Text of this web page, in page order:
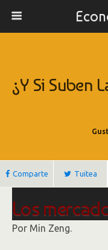
¿Y Si Suben
Comparte Tuitea
Los
advertencia
Por Min Zeng.